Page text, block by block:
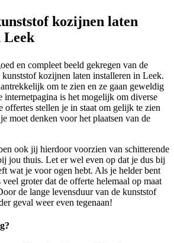
kozijnen laten
Leek
en compleet beeld gekregen van de
kozijnen laten installeren in Leek.
om te zien en ze gaan geweldig
internetpagina is het mogelijk om diverse
offertes stellen je in staat om gelijk te zien
moet denken voor het plaatsen van de
ook jij hierdoor voorzien van schitterende
jou thuis. Let er wel even op dat je dus bij
wat je voor ogen hebt. Als je helder bent
groter dat de offerte helemaal op maat
de lange levensduur van de kunststof
geval weer even tegenaan!